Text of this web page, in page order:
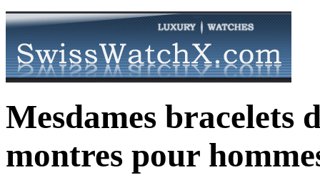
Mesdames bracelets
montres pour